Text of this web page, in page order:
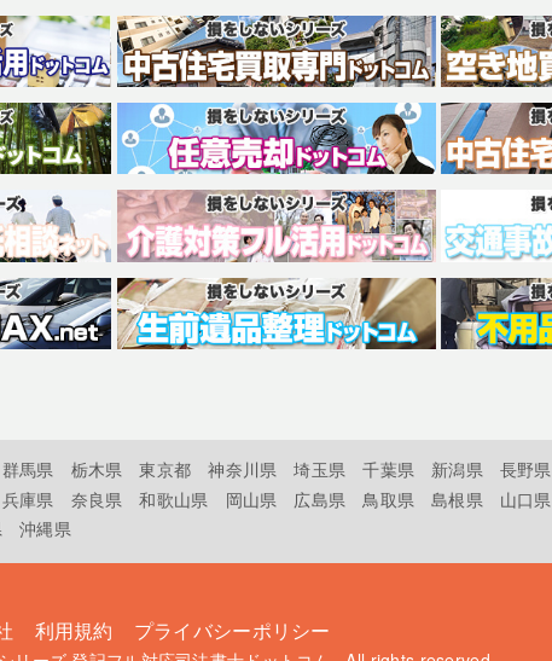
群馬県 栃木県 東京都 神奈川県 埼玉県 千葉県 新潟県 長野県
兵庫県 奈良県 和歌山県 岡山県 広島県 鳥取県 島根県 山口県
沖縄県
利用規約 プライバシーポリシー